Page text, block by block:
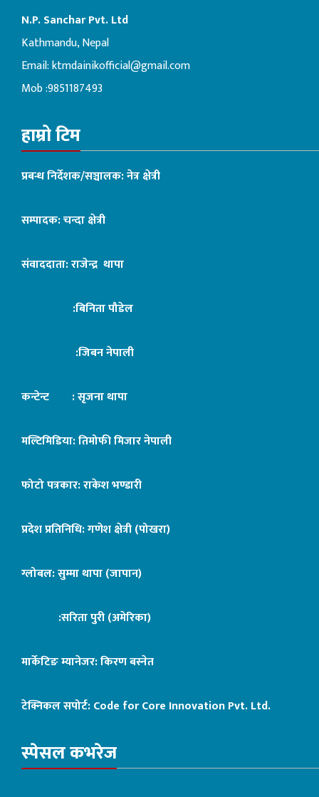
N.P. Sanchar Pvt. Ltd
Kathmandu, Nepal
Email:ktmdainikofficial@gmail.com
Mob :9851187493
हाम्रो टिम
प्रबन्ध निर्देशक/सञ्चालक: नेत्र क्षेत्री
सम्पादक: चन्दा क्षेत्री
संवाददाता: राजेन्द्र थापा
:बिनिता पौडेल
:जिबन नेपाली
कन्टेन्ट : सृजना थापा
मल्टिमिडिया: तिमोफी मिजार नेपाली
फोटो पत्रकार: राकेश भण्डारी
प्रदेश प्रतिनिधि: गणेश क्षेत्री (पोखरा)
ग्लोबल: सुम्मा थापा (जापान)
:सरिता पुरी (अमेरिका)
मार्केटिङ म्यानेजर: किरण बस्नेत
टेक्निकल सपोर्ट:Code for Core Innovation Pvt. Ltd.
स्पेसल कभरेज